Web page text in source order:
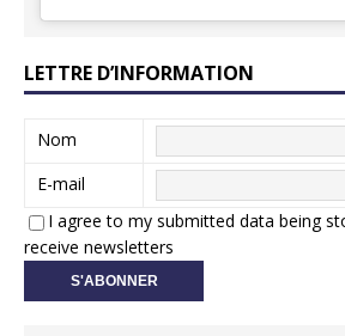
LETTRE D’INFORMATION
Nom
E-mail
I agree to my submitted data being
receive newsletters